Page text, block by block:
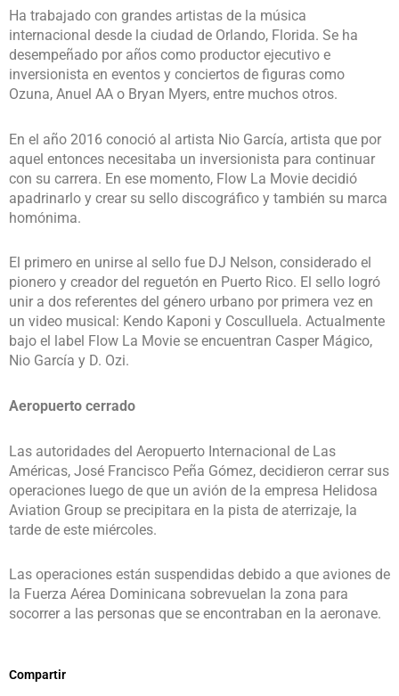
Ha trabajado con grandes artistas de la música
internacional desde la ciudad de Orlando, Florida. Se ha
desempeñado por años como productor ejecutivo e
inversionista en eventos y conciertos de figuras como
Ozuna, Anuel AA o Bryan Myers, entre muchos otros.
En el año 2016 conoció al artista Nio García, artista que por
aquel entonces necesitaba un inversionista para continuar
con su carrera. En ese momento, Flow La Movie decidió
apadrinarlo y crear su sello discográfico y también su marca
homónima.
El primero en unirse al sello fue DJ Nelson, considerado el
pionero y creador del reguetón en Puerto Rico. El sello logró
unir a dos referentes del género urbano por primera vez en
un video musical: Kendo Kaponi y Cosculluela. Actualmente
bajo el label Flow La Movie se encuentran Casper Mágico,
Nio García y D. Ozi.
Aeropuerto cerrado
Las autoridades del Aeropuerto Internacional de Las
Américas, José Francisco Peña Gómez, decidieron cerrar sus
operaciones luego de que un avión de la empresa Helidosa
Aviation Group se precipitara en la pista de aterrizaje, la
tarde de este miércoles.
Las operaciones están suspendidas debido a que aviones de
la Fuerza Aérea Dominicana sobrevuelan la zona para
socorrer a las personas que se encontraban en la aeronave.
Compartir